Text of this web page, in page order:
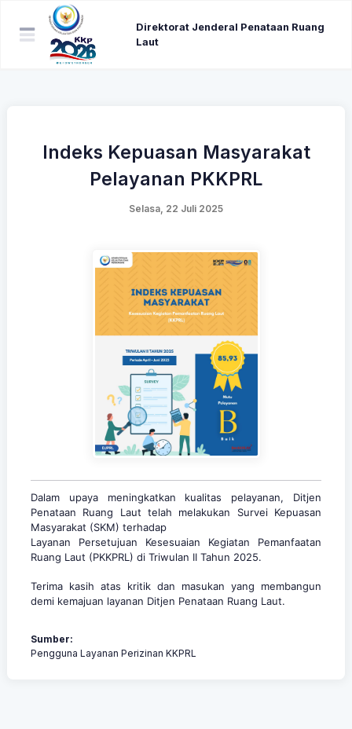
Direktorat Jenderal Penataan Ruang
Laut
Indeks Kepuasan Masyarakat
Pelayanan PKKPRL
Selasa, 22 Juli 2025
Dalam upaya meningkatkan kualitas pelayanan, Ditjen
Penataan Ruang Laut telah melakukan Survei Kepuasan
Masyarakat (SKM) terhadap
Layanan Persetujuan Kesesuaian Kegiatan Pemanfaatan
Ruang Laut (PKKPRL) di Triwulan II Tahun 2025.
Terima kasih atas kritik dan masukan yang membangun
demi kemajuan layanan Ditjen Penataan Ruang Laut.
Sumber:
Pengguna Layanan Perizinan KKPRL